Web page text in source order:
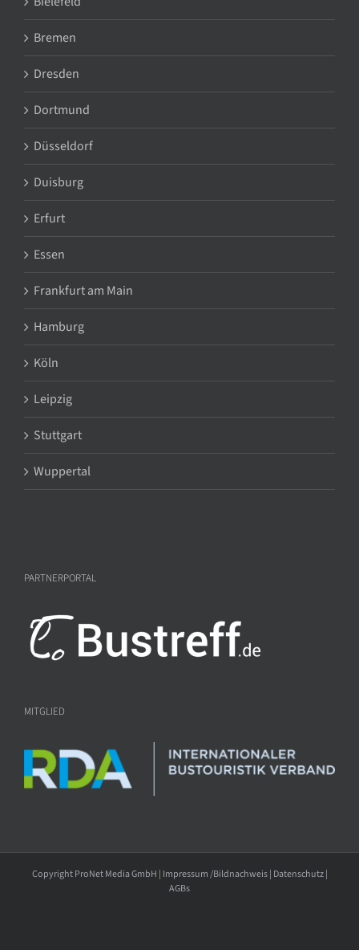
Bremen
Dresden
Dortmund
Düsseldorf
Duisburg
Erfurt
Essen
Frankfurt am Main
Hamburg
Köln
Leipzig
Stuttgart
Wuppertal
PARTNERPORTAL
MITGLIED
Copyright ProNet Media GmbH | Impressum /Bildnachweis| Datenschutz|
AGBs